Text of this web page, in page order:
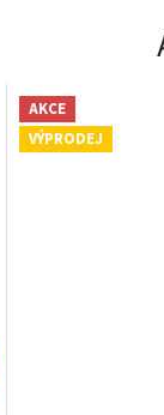
AKCE
VÝPRODEJ